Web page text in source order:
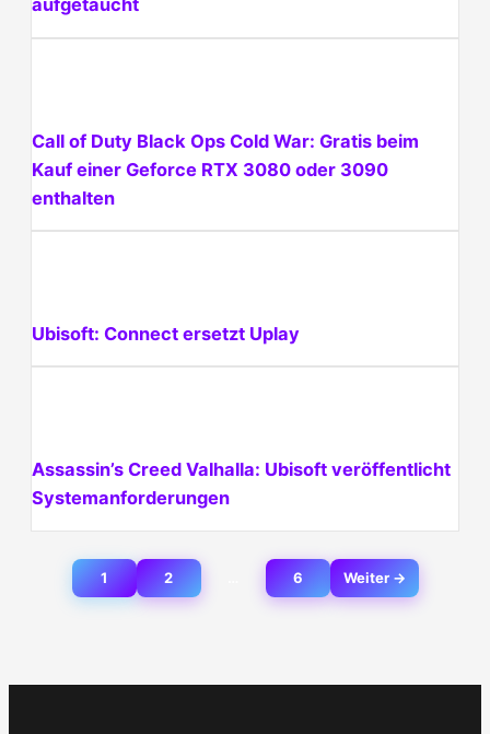
aufgetaucht
Call of Duty Black Ops Cold War: Gratis beim
Kauf einer Geforce RTX 3080 oder 3090
enthalten
Ubisoft: Connect ersetzt Uplay
Assassin’s Creed Valhalla: Ubisoft veröffentlicht
Systemanforderungen
1 2 6 Weiter →